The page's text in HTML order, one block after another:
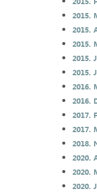
2015.
2015.
2015.
2015.
2015.
2016.
2016.
2017.
2017.
2018.
2020.
2020.
2020.